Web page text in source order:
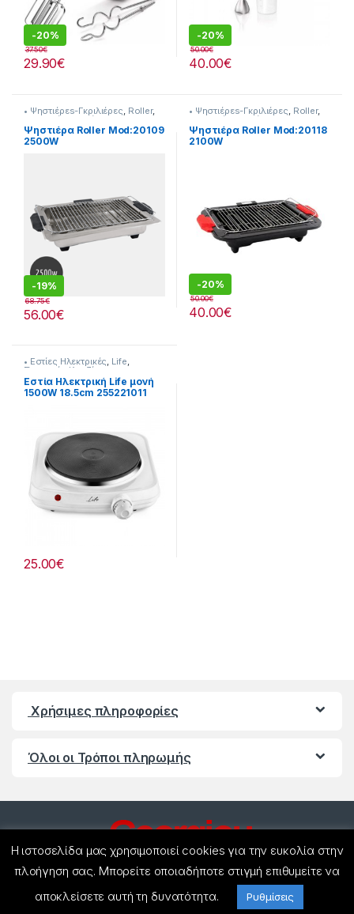
-20%
29.90€
37.50€
-20%
40.00€
50.00€
• Ψηστιέρεs-Γκριλιέρες Roller,
Συσκευές Κουζίνας
Ψηστιέρα Roller Mod:20109
2500W
-19%
56.00€
68.75€
• Ψηστιέρεs-Γκριλιέρες Roller,
Συσκευές Κουζίνας
Ψηστιέρα Roller Mod:20118
2100W
-20%
40.00€
50.00€
• Εστίες Ηλεκτρικές, Life,
Συσκευές Κουζίνας
Εστία Ηλεκτρική Life μονή
1500W 18.5cm 255221011
25.00€
Χρήσιμες πληροφορίες
Όλοι οι Τρόποι πληρωμής
Έχετε ερωτήσεις ? Καλέστε
Η ιστοσελίδα μας χρησιμοποιεί cookies για την ευκολία στην
πλοήγηση σας. Μπορείτε οποιαδήποτε στιγμή επιθυμείτε να
αποκλείσετε αυτή τη δυνατότητα.
Ρυθμίσεις